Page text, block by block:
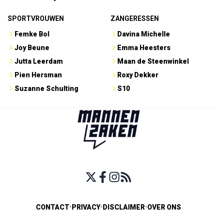
SPORTVROUWEN
Femke Bol
Joy Beune
Jutta Leerdam
Pien Hersman
Suzanne Schulting
ZANGERESSEN
Davina Michelle
Emma Heesters
Maan de Steenwinkel
Roxy Dekker
S10
CONTACT• PRIVACY• DISCLAIMER•OVER ONS